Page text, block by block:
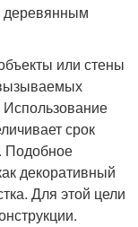
деревянным
или стены
срок
Подобное
декоративный
Для этой цели